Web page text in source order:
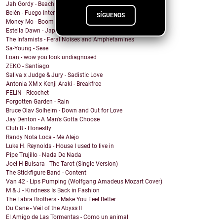
SÍGUENOS
Jah Gordy - Beach Front Condo
Belén - Fuego Interno
Money Mo - Boom Boom
Estella Dawn - Japanese Boots
The Infamists - Feral Noises and Amphetamines
Sa-Young - Sese
Loan - wow you look undiagnosed
ZEKO - Santiago
Saliva x Judge & Jury - Sadistic Love
Antonia XM x Kenji Araki - Breakfree
FELIN - Ricochet
Forgotten Garden - Rain
Bruce Olav Solheim - Down and Out for Love
Jay Denton - A Man's Gotta Choose
Club 8 - Honestly
Randy Nota Loca - Me Alejo
Luke H. Reynolds - House I used to live in
Pipe Trujillo - Nada De Nada
Joel H Bulsara - The Tarot (Single Version)
The Stickfigure Band - Content
Van 42 - Lips Pumping (Wolfgang Amadeus Mozart Cover)
M & J - Kindness Is Back in Fashion
The Labra Brothers - Make You Feel Better
Du Cane - Veil of the Abyss II
El Amigo de Las Tormentas - Como un animal